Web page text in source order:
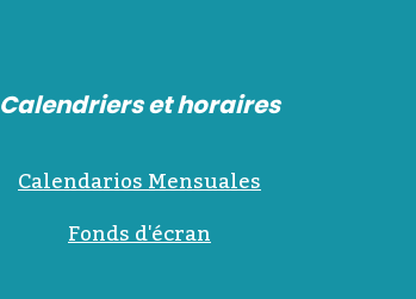
Calendriers et horaires
Calendarios Mensuales
Fonds d'écran